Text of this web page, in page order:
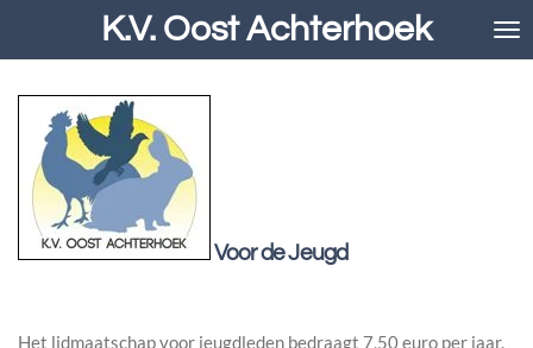
de
hoofdinhoud
K.V. Oost Achterhoek
Voor de Jeugd
Het lidmaatschap voor jeugdleden bedraagt 7,50 euro per jaar.